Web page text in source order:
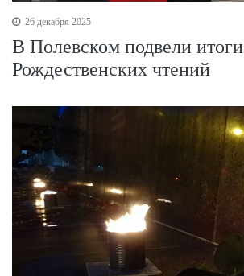
26 декабря 2025
В Полевском подвели итоги
Рождественских чтений